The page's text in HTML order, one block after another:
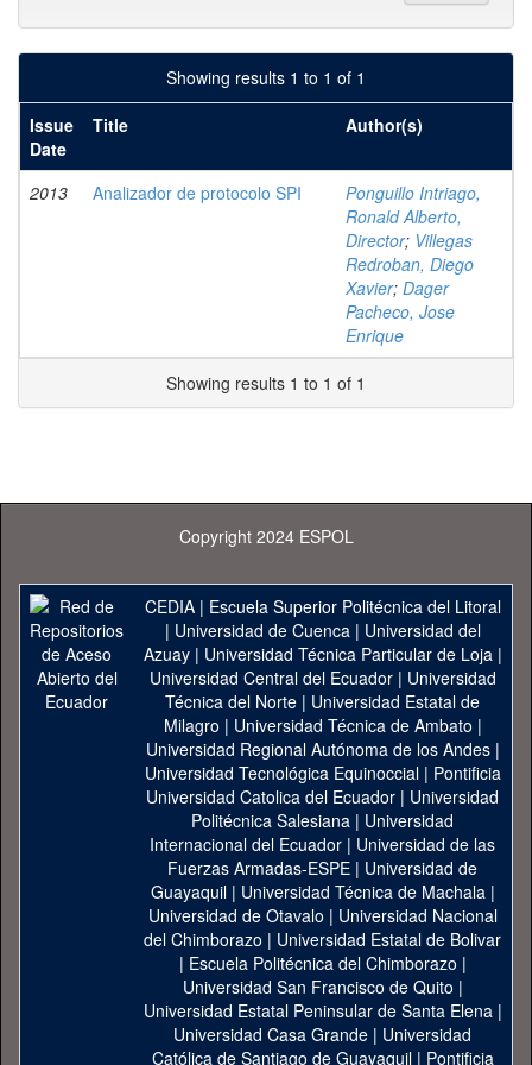
Showing results 1 to 1 of 1
Issue
Date
Title Author(s)
2013 Analizador de protocolo SPI
Ponguillo Intriago,
Ronald Alberto,
Director; Villegas
Redroban, Diego
Xavier; Dager
Pacheco, Jose
Enrique
Showing results 1 to 1 of 1
Copyright 2024 ESPOL
CEDIA| Escuela Superior Politécnica del Litoral
| Universidad de Cuenca| Universidad del
Azuay| Universidad Técnica Particular de Loja|
Universidad Central del Ecuador| Universidad
Técnica del Norte | Universidad Estatal de
Milagro | Universidad Técnica de Ambato |
Universidad Regional Autónoma de los Andes|
Universidad Tecnológica Equinoccial| Pontificia
Universidad Catolica del Ecuador | Universidad
Politécnica Salesiana | Universidad
Internacional del Ecuador | Universidad de las
Fuerzas Armadas-ESPE | Universidad de
Guayaquil| Universidad Técnica de Machala|
Universidad de Otavalo | Universidad Nacional
del Chimborazo | Universidad Estatal de Bolivar
| Escuela Politécnica del Chimborazo |
Universidad San Francisco de Quito |
Universidad Estatal Peninsular de Santa Elena|
Universidad Casa Grande | Universidad
Católica de Santiago de Guayaquil| Pontificia